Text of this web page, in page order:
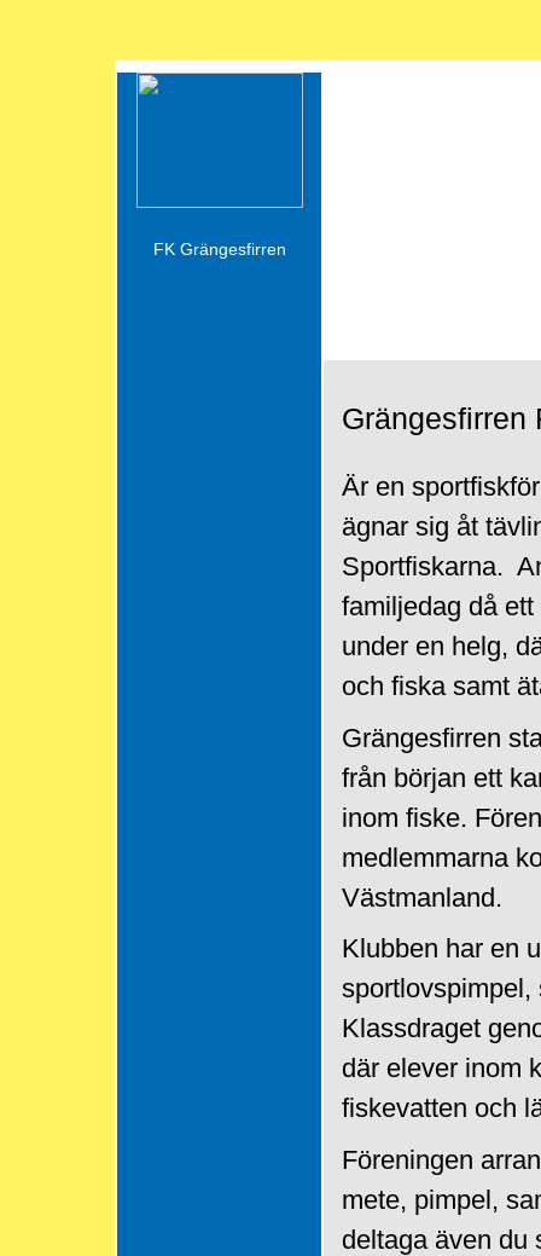
FK Grängesfirren
Grängesfirren
Är en
ägnar sig åt
Sportfiskarna.
familjedag då
under en helg,
och fiska samt
Grängesfirren
från början ett
inom fiske.
medlemmarna
Västmanland.
Klubben har en
sportlovspimpel,
Klassdraget
där elever inom
fiskevatten och
Föreningen
mete, pimpel,
deltaga även du